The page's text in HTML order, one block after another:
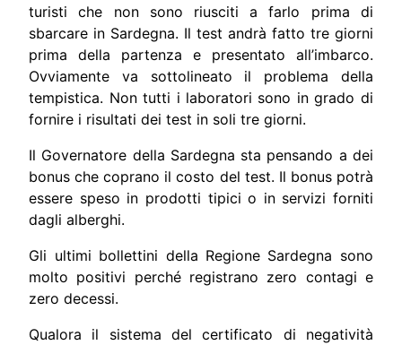
turisti che non sono riusciti a farlo prima di
sbarcare in Sardegna. Il test andrà fatto tre giorni
prima della partenza e presentato all’imbarco.
Ovviamente va sottolineato il problema della
tempistica. Non tutti i laboratori sono in grado di
fornire i risultati dei test in soli tre giorni.
Il Governatore della Sardegna sta pensando a dei
bonus che coprano il costo del test. Il bonus potrà
essere speso in prodotti tipici o in servizi forniti
dagli alberghi.
Gli ultimi bollettini della Regione Sardegna sono
molto positivi perché registrano zero contagi e
zero decessi.
Qualora il sistema del certificato di negatività